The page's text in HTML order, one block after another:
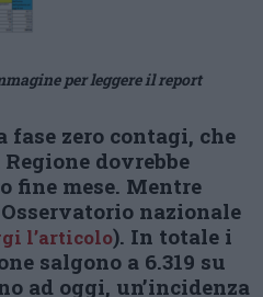
per leggere il report
zero contagi, che
dovrebbe
fine mese. Mentre
nazionale
l’articolo). In totale i
salgono a 6.319 su
ad oggi, un’incidenza